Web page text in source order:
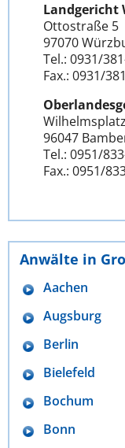
Landgericht
Ottostraße 5
97070
Tel.: 0931/
Fax.: 0931/
96047
Tel.: 0951/
Fax.: 0951/
Anwälte in
Aachen
Augsburg
Berlin
Bielefeld
Bochum
Bonn